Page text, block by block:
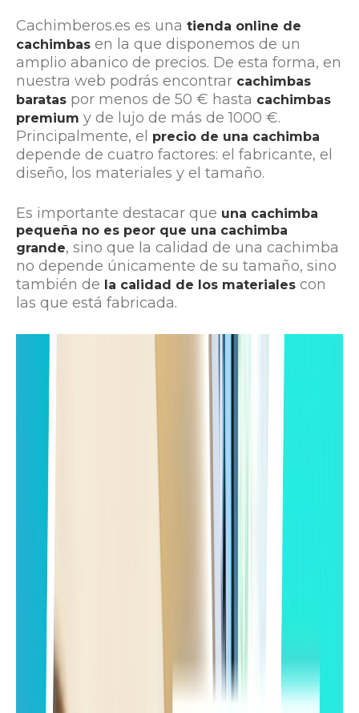
Cachimberos.es es una tienda online de
cachimbas en la que disponemos de un
amplio abanico de precios. De esta forma, en
nuestra web podrás encontrar cachimbas
baratas por menos de 50 € hasta cachimbas
premium y de lujo de más de 1000 €.
Principalmente, el precio de una cachimba
depende de cuatro factores: el fabricante, el
diseño, los materiales y el tamaño.
Es importante destacar que una cachimba
pequeña no es peor que una cachimba
grande, sino que la calidad de una cachimba
no depende únicamente de su tamaño, sino
también de la calidad de los materiales con
las que está fabricada.